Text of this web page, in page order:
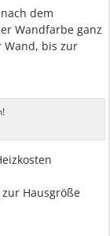
dem
Wandfarbe ganz
Wand, bis zur
Hausgröße